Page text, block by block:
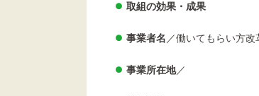
取組の効果・成果
事業者名 ／働いてもらい方
事業所在地／